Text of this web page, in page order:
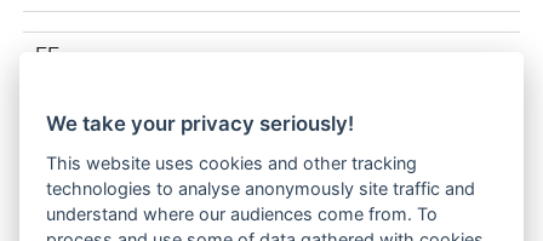
EE
TÖÖSEADISED P1591 EE.pdf
We take your privacy seriously!
This website uses cookies and other tracking
technologies to analyse anonymously site traffic and
understand where our audiences come from. To